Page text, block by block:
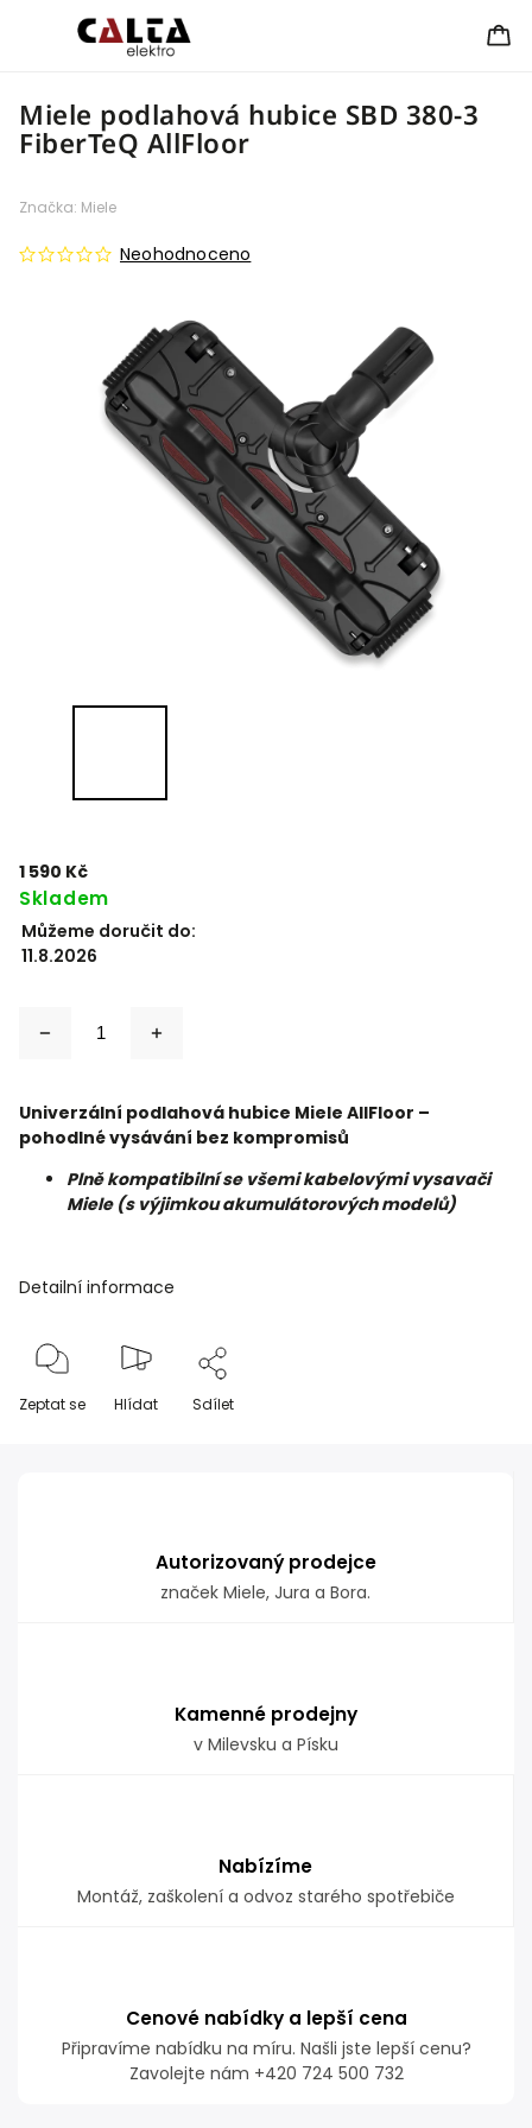
Miele podlahová hubice SBD 380-3
FiberTeQ AllFloor
Neohodnoceno
Značka: Miele
1 590 Kč
Skladem
Můžeme doručit do:
11.8.2026
Univerzální podlahová hubice Miele AllFloor –
pohodlné vysávání bez kompromisů
Plně kompatibilní se všemi kabelovými vysavači
Miele (s výjimkou akumulátorových modelů)
Detailní informace
Zeptat se Hlídat Sdílet
Autorizovaný prodejce
značek Miele, Jura a Bora.
Kamenné prodejny
v Milevsku a Písku
Nabízíme
Montáž, zaškolení a odvoz starého spotřebiče
Cenové nabídky a lepší cena
Připravíme nabídku na míru. Našli jste lepší cenu?
Zavolejte nám +420 724 500 732